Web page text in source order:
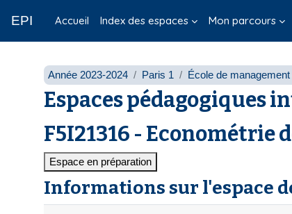
EPI Accueil Index des espaces Mon parcours
Année 2023-2024 Paris 1 École de
Espaces pédagogiques
F5I21316 - Econométrie
Espace en préparation
Informations sur l'espace